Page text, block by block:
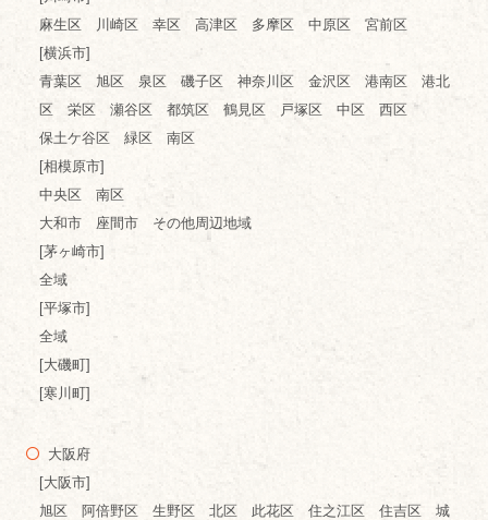
麻生区 川崎区 幸区 高津区 多摩区 中原区 宮前区
[横浜市]
青葉区 旭区 泉区 磯子区 神奈川区 金沢区 港南区 港北
区 栄区 瀬谷区 都筑区 鶴見区 戸塚区 中区 西区
保土ケ谷区 緑区 南区
[相模原市]
中央区 南区
大和市 座間市 その他周辺地域
[茅ヶ崎市]
全域
[平塚市]
全域
[大磯町]
[寒川町]
大阪府
[大阪市]
旭区 阿倍野区 生野区 北区 此花区 住之江区 住吉区 城